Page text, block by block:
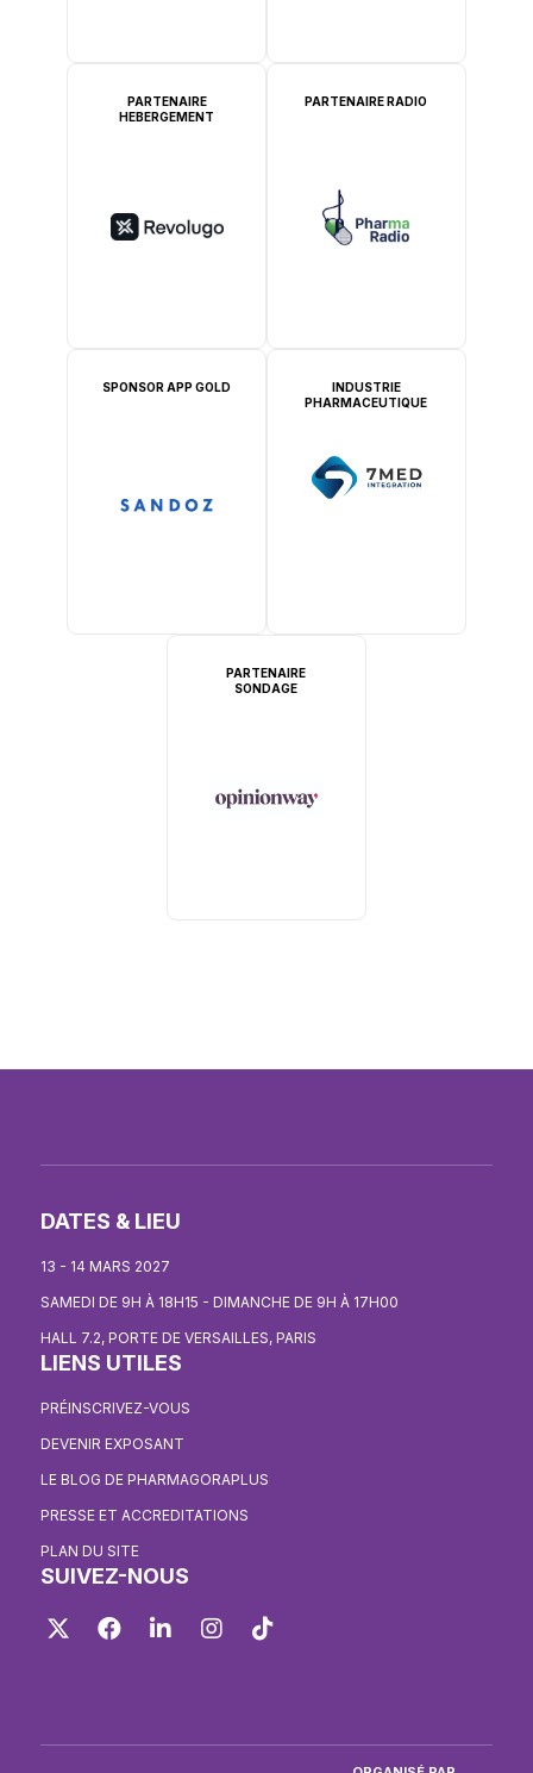
PARTENAIRE
HEBERGEMENT
PARTENAIRE RADIO
SPONSOR APP GOLD
INDUSTRIE
PHARMACEUTIQUE
PARTENAIRE
SONDAGE
DATES & LIEU
13 - 14 MARS 2027
SAMEDI DE 9H À 18H15 - DIMANCHE DE 9H À 17H00
HALL 7.2, PORTE DE VERSAILLES, PARIS
LIENS UTILES
PRÉINSCRIVEZ-VOUS
DEVENIR EXPOSANT
LE BLOG DE PHARMAGORAPLUS
PRESSE ET ACCREDITATIONS
PLAN DU SITE
SUIVEZ-NOUS
Twitter FacebookLinkedIn Instagram